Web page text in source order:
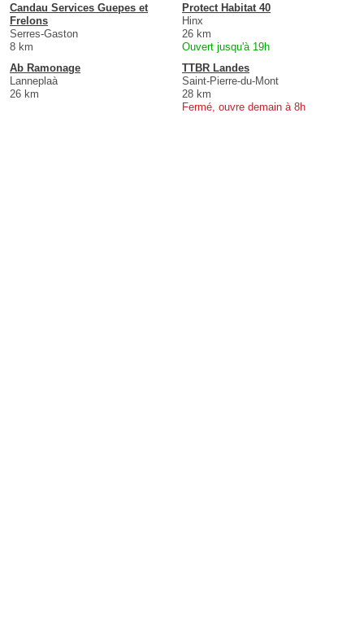
Candau Services Guepes et
Frelons
Serres-Gaston
8 km
Protect Habitat 40
Hinx
26 km
Ouvert jusqu'à 19h
Ab Ramonage
Lanneplaà
26 km
TTBR Landes
Saint-Pierre-du-Mont
28 km
Fermé, ouvre demain à 8h